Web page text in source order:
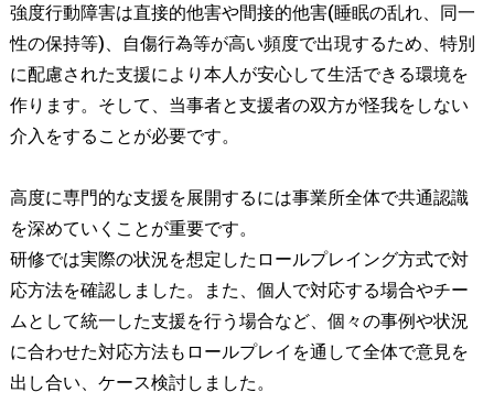
強度行動障害は直接的他害や間接的他害(睡眠の乱れ、同一
性の保持等)、自傷行為等が高い頻度で出現するため、特別
に配慮された支援により本人が安心して生活できる環境を
作ります。そして、当事者と支援者の双方が怪我をしない
介入をすることが必要です。
高度に専門的な支援を展開するには事業所全体で共通認識
を深めていくことが重要です。
研修では実際の状況を想定したロールプレイング方式で対
応方法を確認しました。また、個人で対応する場合やチー
ムとして統一した支援を行う場合など、個々の事例や状況
に合わせた対応方法もロールプレイを通して全体で意見を
出し合い、ケース検討しました。